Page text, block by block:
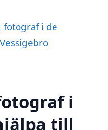
fotograf i de
i
till